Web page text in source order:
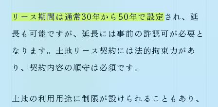
リース期間は通常30年から50年で設定 され、延
長も可能ですが、延長には事前の許認可が必要と
なります。土地リース契約には法的拘束力があ
り、契約内容の順守は必須です。
土地の利用用途に制限が設けられることもあり、